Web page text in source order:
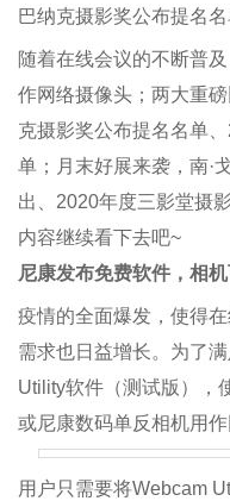
巴纳克摄影奖公布提名
随着在线会议的不断普
作网络摄像头；两大重
克摄影奖公布提名名单
单；月末好展来袭，南·
出、2020年度三影堂摄
内容继续看下去吧~
尼康发布免费软件，相
疫情的全面爆发，使得
需求也日益增长。为了
Utility软件（测试版），
或尼康数码单反相机用作
用户只需要将Webcam